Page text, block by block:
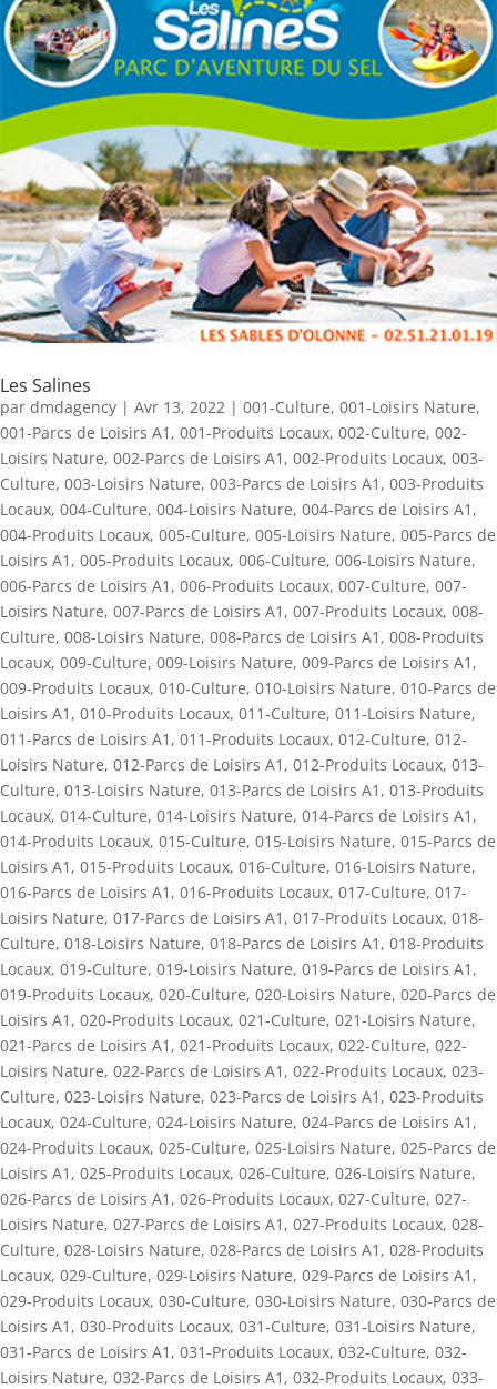
Les Salines
par dmdagency | Avr 13, 2022 | 001-Culture, 001-Loisirs Nature,
001-Parcs de Loisirs A1 , 001-Produits Locaux, 002-Culture, 002-
Loisirs Nature, 002-Parcs de Loisirs A1 , 002-Produits Locaux, 003-
Culture, 003-Loisirs Nature, 003-Parcs de Loisirs A1 , 003-Produits
Locaux, 004-Culture, 004-Loisirs Nature, 004-Parcs de Loisirs A1 ,
004-Produits Locaux, 005-Culture, 005-Loisirs Nature, 005-Parcs de
Loisirs A1 , 005-Produits Locaux, 006-Culture, 006-Loisirs Nature,
006-Parcs de Loisirs A1 , 006-Produits Locaux, 007-Culture, 007-
Loisirs Nature, 007-Parcs de Loisirs A1 , 007-Produits Locaux, 008-
Culture, 008-Loisirs Nature, 008-Parcs de Loisirs A1 , 008-Produits
Locaux, 009-Culture, 009-Loisirs Nature, 009-Parcs de Loisirs A1 ,
009-Produits Locaux, 010-Culture, 010-Loisirs Nature, 010-Parcs de
Loisirs A1 , 010-Produits Locaux, 011-Culture, 011-Loisirs Nature,
011-Parcs de Loisirs A1 , 011-Produits Locaux, 012-Culture, 012-
Loisirs Nature, 012-Parcs de Loisirs A1 , 012-Produits Locaux, 013-
Culture, 013-Loisirs Nature, 013-Parcs de Loisirs A1 , 013-Produits
Locaux, 014-Culture, 014-Loisirs Nature, 014-Parcs de Loisirs A1 ,
014-Produits Locaux, 015-Culture, 015-Loisirs Nature, 015-Parcs de
Loisirs A1 , 015-Produits Locaux, 016-Culture, 016-Loisirs Nature,
016-Parcs de Loisirs A1 , 016-Produits Locaux, 017-Culture, 017-
Loisirs Nature, 017-Parcs de Loisirs A1 , 017-Produits Locaux, 018-
Culture, 018-Loisirs Nature, 018-Parcs de Loisirs A1 , 018-Produits
Locaux, 019-Culture, 019-Loisirs Nature, 019-Parcs de Loisirs A1 ,
019-Produits Locaux, 020-Culture, 020-Loisirs Nature, 020-Parcs de
Loisirs A1 , 020-Produits Locaux, 021-Culture, 021-Loisirs Nature,
021-Parcs de Loisirs A1 , 021-Produits Locaux, 022-Culture, 022-
Loisirs Nature, 022-Parcs de Loisirs A1 , 022-Produits Locaux, 023-
Culture, 023-Loisirs Nature, 023-Parcs de Loisirs A1 , 023-Produits
Locaux, 024-Culture, 024-Loisirs Nature, 024-Parcs de Loisirs A1 ,
024-Produits Locaux, 025-Culture, 025-Loisirs Nature, 025-Parcs de
Loisirs A1 , 025-Produits Locaux, 026-Culture, 026-Loisirs Nature,
026-Parcs de Loisirs A1 , 026-Produits Locaux, 027-Culture, 027-
Loisirs Nature, 027-Parcs de Loisirs A1 , 027-Produits Locaux, 028-
Culture, 028-Loisirs Nature, 028-Parcs de Loisirs A1 , 028-Produits
Locaux, 029-Culture, 029-Loisirs Nature, 029-Parcs de Loisirs A1 ,
029-Produits Locaux, 030-Culture, 030-Loisirs Nature, 030-Parcs de
Loisirs A1 , 030-Produits Locaux, 031-Culture, 031-Loisirs Nature,
031-Parcs de Loisirs A1 , 031-Produits Locaux, 032-Culture, 032-
Loisirs Nature, 032-Parcs de Loisirs A1 , 032-Produits Locaux, 033-